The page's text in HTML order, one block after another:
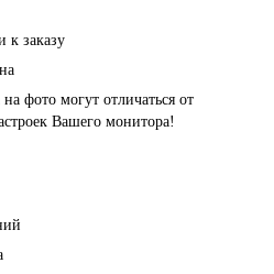
к заказу
фото могут отличаться от
Вашего монитора!